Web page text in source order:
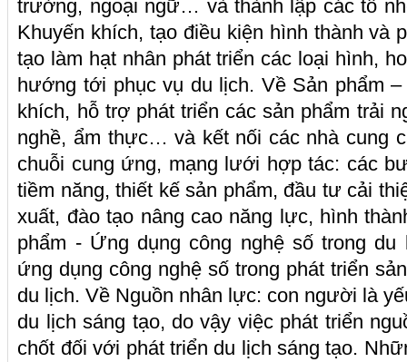
trường, ngoại ngữ… và thành lập các tổ
Khuyến khích, tạo điều kiện hình thành và
tạo làm hạt nhân phát triển các loại hình,
hướng tới phục vụ du lịch. Về Sản phẩm
khích, hỗ trợ phát triển các sản phẩm trải
nghề, ẩm thực… và kết nối các nhà cung
chuỗi cung ứng, mạng lưới hợp tác: các
tiềm năng, thiết kế sản phẩm, đầu tư cải
xuất, đào tạo nâng cao năng lực, hình
phẩm - Ứng dụng công nghệ số trong du
ứng dụng công nghệ số trong phát triển
du lịch. Về Nguồn nhân lực: con người là
du lịch sáng tạo, do vậy việc phát triển
chốt đối với phát triển du lịch sáng tạo.